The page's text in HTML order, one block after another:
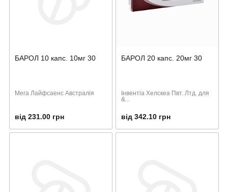
БАРОЛ 10 капс. 10мг 30
Мега Лайфсаенс Австралія
від 231.00 грн
БАРОЛ 20 капс. 20мг 30
Інвентіа Хелскеа Пвт. Лтд. для
&...
від 342.10 грн